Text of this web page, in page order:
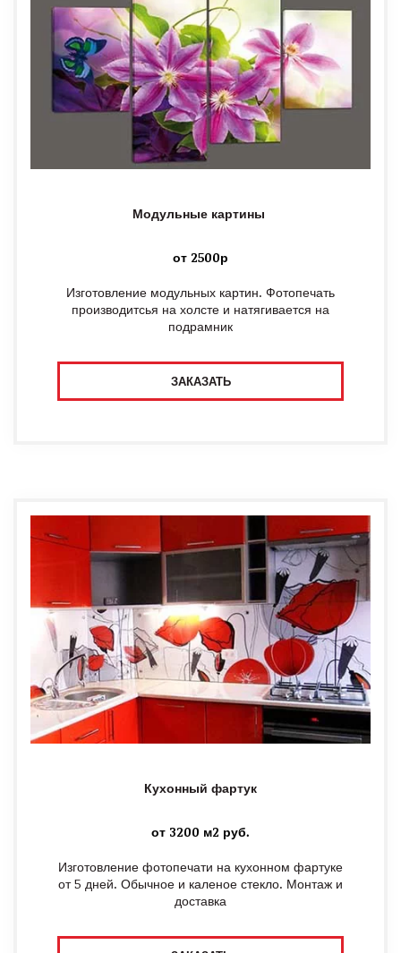
Модульные картины
от 2500р
Изготовление модульных картин. Фотопечать
производитсья на холсте и натягивается на
подрамник
ЗАКАЗАТЬ
Кухонный фартук
от 3200 м2 руб.
Изготовление фотопечати на кухонном фартуке
от 5 дней. Обычное и каленое стекло. Монтаж и
доставка